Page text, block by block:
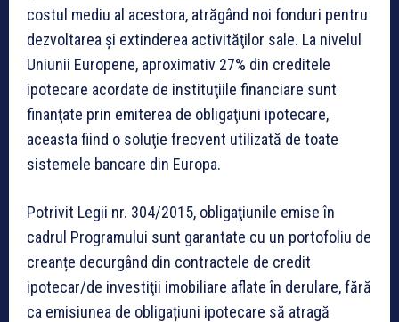
costul mediu al acestora, atrăgând noi fonduri pentru
dezvoltarea și extinderea activităţilor sale. La nivelul
Uniunii Europene, aproximativ 27% din creditele
ipotecare acordate de instituţiile financiare sunt
finanţate prin emiterea de obligaţiuni ipotecare,
aceasta fiind o soluţie frecvent utilizată de toate
sistemele bancare din Europa.
Potrivit Legii nr. 304/2015, obligaţiunile emise în
cadrul Programului sunt garantate cu un portofoliu de
creanțe decurgând din contractele de credit
ipotecar/de investiţii imobiliare aflate în derulare, fără
ca emisiunea de obligațiuni ipotecare să atragă